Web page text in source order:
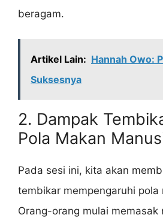
beragam.
Artikel Lain: Hannah Owo:
Suksesnya
2. Dampak
Pola Makan
Pada sesi ini, kita akan
tembikar mempengaruhi pola
Orang-orang mulai memasak